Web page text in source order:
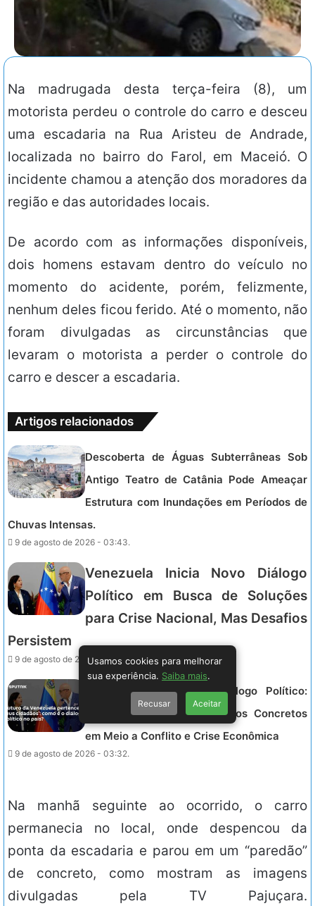
Na madrugada desta terça-feira (8), um
motorista perdeu o controle do carro e desceu
uma escadaria na Rua Aristeu de Andrade,
localizada no bairro do Farol, em Maceió. O
incidente chamou a atenção dos moradores da
região e das autoridades locais.
De acordo com as informações disponíveis,
dois homens estavam dentro do veículo no
momento do acidente, porém, felizmente,
nenhum deles ficou ferido. Até o momento, não
foram divulgadas as circunstâncias que
levaram o motorista a perder o controle do
carro e descer a escadaria.
Artigos relacionados
Descoberta de Águas Subterrâneas Sob
Antigo Teatro de Catânia Pode Ameaçar
Estrutura com Inundações em Períodos de
Chuvas Intensas.
9 de agosto de 2026 - 03:43.
Venezuela Inicia Novo Diálogo
Político em Busca de Soluções
para Crise Nacional, Mas Desafios
Persistem
9 de agosto de 2026 - 03:32.
Venezuela Inicia Novo Diálogo Político:
Cidadãos Esperam Resultados Concretos
em Meio a Conflito e Crise Econômica
9 de agosto de 2026 - 03:32.
Na manhã seguinte ao ocorrido, o carro
permanecia no local, onde despencou da
ponta da escadaria e parou em um “paredão”
de concreto, como mostram as imagens
divulgadas pela TV Pajuçara.
Usamos cookies para melhorar
sua experiência. Saiba mais.
Recusar Aceitar